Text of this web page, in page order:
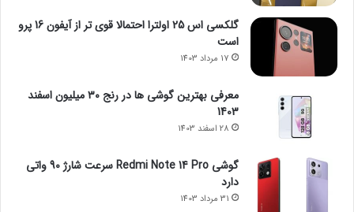
گلکسی اس 25 اولترا احتمالا قوی تر از آیفون 16 پرو
است
17 مرداد 1403
معرفی بهترین گوشی ها در رنج ۳۰ میلیون اسفند
1403
28 اسفند 1403
گوشی Redmi Note 14 Pro سرعت شارژ 90 واتی
دارد
31 مرداد 1403